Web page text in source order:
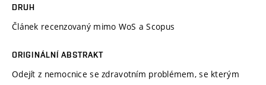
DRUH
Článek recenzovaný mimo WoS a Scopus
ORIGINÁLNÍ ABSTRAKT
Odejít z nemocnice se zdravotním problémem, se kterým